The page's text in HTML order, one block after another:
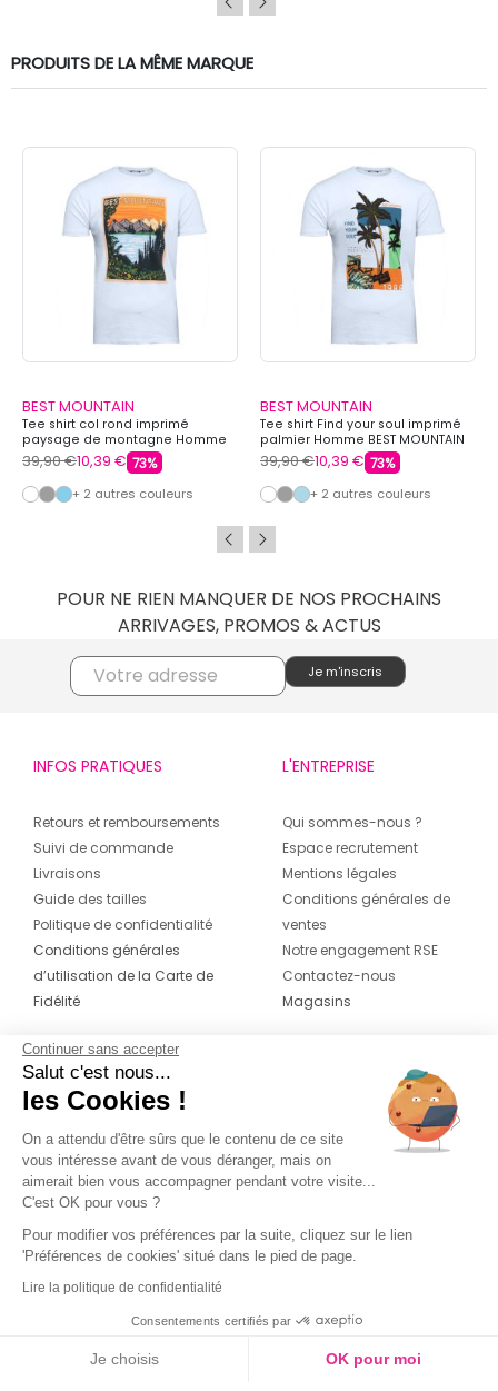
PRODUITS DE LA MÊME MARQUE
BEST MOUNTAIN
Tee shirt col rond imprimé
paysage de montagne Homme
BEST MOUNTAIN
39,90 €10,39 € 73%
+ 2 autres couleurs
BEST MOUNTAIN
Tee shirt Find your soul imprimé
palmier Homme BEST MOUNTAIN
39,90 €10,39 € 73%
+ 2 autres couleurs
POUR NE RIEN MANQUER DE NOS PROCHAINS
ARRIVAGES, PROMOS & ACTUS
INFOS PRATIQUES
Retours et remboursements
Suivi de commande
Livraisons
Guide des tailles
Politique de confidentialité
Conditions générales
d’utilisation de la Carte de
Fidélité
L'ENTREPRISE
Qui sommes-nous ?
Espace recrutement
Mentions légales
Conditions générales de
ventes
Notre engagement RSE
Contactez-nous
Magasins
CONTACT
04 42 20 78 42
Du lundi au jeudi de 8h30 à 16h30 & le
vendredi de 8h30 à 15h30
Continuer sans accepter
Salut c'est nous...
les Cookies !
On a attendu d'être sûrs que le contenu de ce site
vous intéresse avant de vous déranger, mais on
aimerait bien vous accompagner pendant votre visite...
C'est OK pour vous ?
Pour modifier vos préférences par la suite, cliquez sur le lien
'Préférences de cookies' situé dans le pied de page.
Lire la politique de confidentialité
Consentements certifiés par
Je choisis OK pour moi